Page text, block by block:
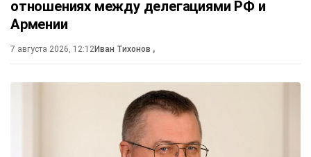
отношениях между делегациями РФ и
Армении
7 августа 2026, 12:12Иван Тихонов ,